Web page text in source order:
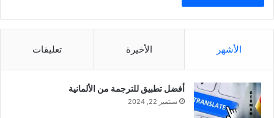
الأشهر الأخيرة تعليقات
أفضل تطبيق للترجمة من الألمانية
سبتمبر 22, 2024